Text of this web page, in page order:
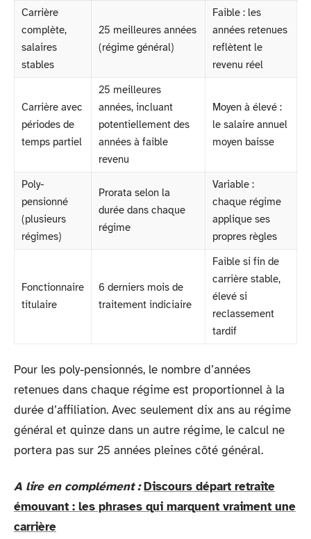
Carrière
complète,
salaires
stables
25 meilleures années
(régime général)
Faible : les
années retenues
reflètent le
revenu réel
Carrière avec
périodes de
temps partiel
25 meilleures
années, incluant
potentiellement des
années à faible
revenu
Moyen à élevé :
le salaire annuel
moyen baisse
Poly-
pensionné
(plusieurs
régimes)
Prorata selon la
durée dans chaque
régime
Variable :
chaque régime
applique ses
propres règles
Fonctionnaire
titulaire
6 derniers mois de
traitement indiciaire
Faible si fin de
carrière stable,
élevé si
reclassement
tardif
Pour les poly-pensionnés, le nombre d’années
retenues dans chaque régime est proportionnel à la
durée d’affiliation. Avec seulement dix ans au régime
général et quinze dans un autre régime, le calcul ne
portera pas sur 25 années pleines côté général.
A lire en complément : Discours départ retraite
émouvant : les phrases qui marquent vraiment une
carrière